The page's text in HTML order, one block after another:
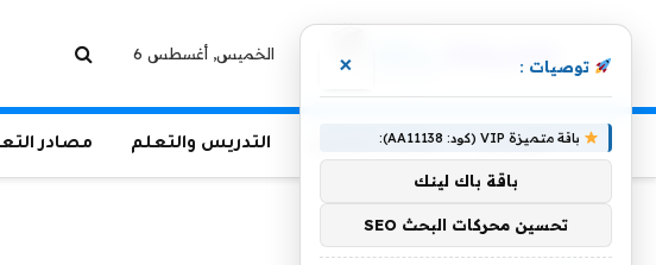
الخميس, أغسطس 6
الرئيسية منوعات التعليم التدريس والتعلم مصادر
توصيات : ×
باقة متميزة VIP (كود: AA11138):
باقة باك لينك
تحسين محركات البحث SEO